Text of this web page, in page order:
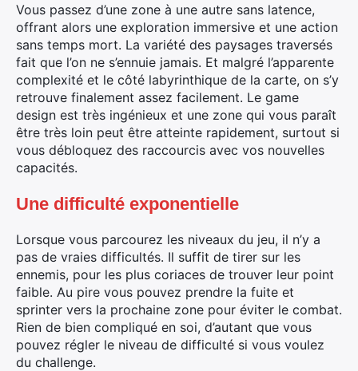
Vous passez d’une zone à une autre sans latence,
offrant alors une exploration immersive et une action
sans temps mort. La variété des paysages traversés
fait que l’on ne s’ennuie jamais. Et malgré l’apparente
complexité et le côté labyrinthique de la carte, on s’y
retrouve finalement assez facilement. Le game
design est très ingénieux et une zone qui vous paraît
être très loin peut être atteinte rapidement, surtout si
vous débloquez des raccourcis avec vos nouvelles
capacités.
Une difficulté exponentielle
Lorsque vous parcourez les niveaux du jeu, il n’y a
pas de vraies difficultés. Il suffit de tirer sur les
ennemis, pour les plus coriaces de trouver leur point
faible. Au pire vous pouvez prendre la fuite et
sprinter vers la prochaine zone pour éviter le combat.
Rien de bien compliqué en soi, d’autant que vous
pouvez régler le niveau de difficulté si vous voulez
du challenge.
Rechercher
: